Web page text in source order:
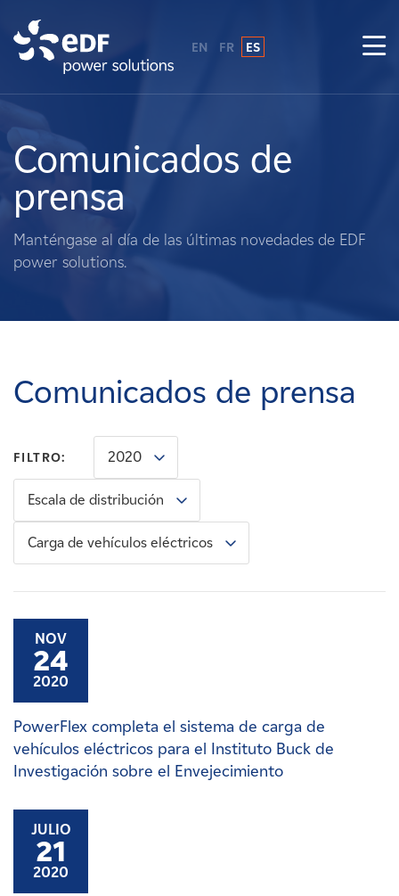
Sobre nosotros
Qué hacemos
Terratenientes
Carreras
Noticias
Contacte con
Afiliados
EN FR ES
Comunicados de
prensa
Manténgase al día de las últimas novedades de EDF
power solutions.
Comunicados de prensa
FILTRO: 2020
Escala de distribución
Carga de vehículos eléctricos
NOV
24
2020
PowerFlex completa el sistema de carga de
vehículos eléctricos para el Instituto Buck de
Investigación sobre el Envejecimiento
JULIO
21
2020